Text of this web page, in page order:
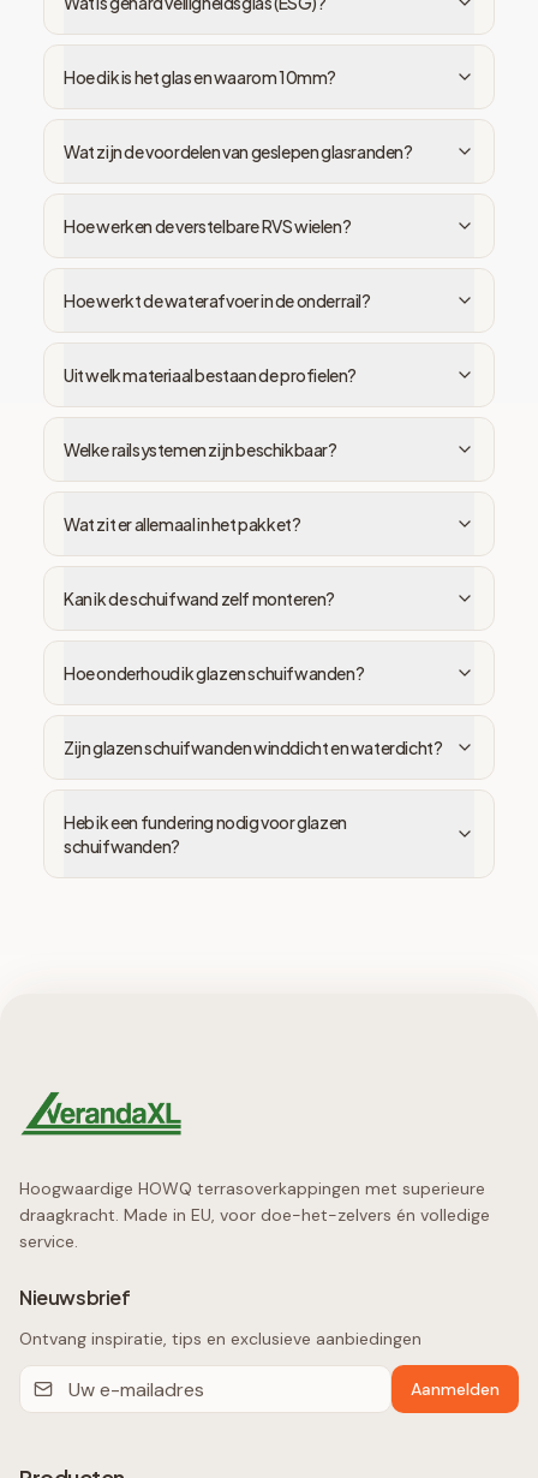
Hoe dik is het glas en waarom 10mm?
Wat zijn de voordelen van geslepen glasranden?
Hoe werken de verstelbare RVS wielen?
Hoe werkt de waterafvoer in de onderrail?
Uit welk materiaal bestaan de profielen?
Welke railsystemen zijn beschikbaar?
Wat zit er allemaal in het pakket?
Kan ik de schuifwand zelf monteren?
Hoe onderhoud ik glazen schuifwanden?
Zijn glazen schuifwanden winddicht en waterdicht?
Heb ik een fundering nodig voor glazen
schuifwanden?
Hoogwaardige HOWQ terrasoverkappingen met superieure
draagkracht. Made in EU, voor doe-het-zelvers én volledige
service.
Nieuwsbrief
Ontvang inspiratie, tips en exclusieve aanbiedingen
Aanmelden